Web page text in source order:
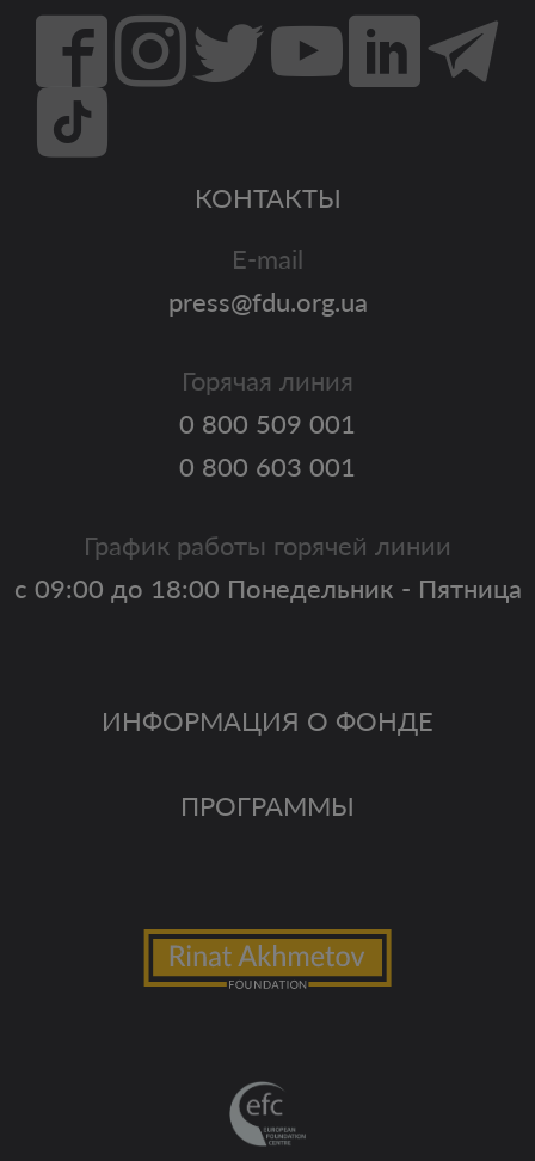
ИНФОРМАЦИЯ О ФОНДЕ
ПРОГРАММЫ
КОНТАКТЫ
E-mail
press@fdu.org.ua
Горячая линия
0 800 509 001
0 800 603 001
График работы горячей линии
с 09:00 до 18:00 Понедельник - Пятница